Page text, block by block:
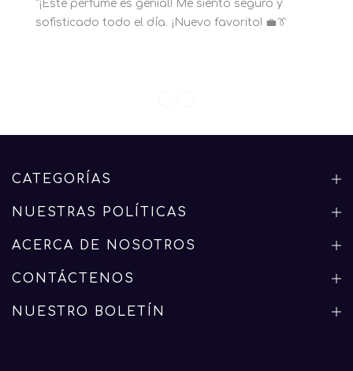
"¡Este perfume es genial! Me siento seguro y
sofisticado todo el día. ¡Nuevo favorito! 💼👔
CATEGORÍAS
NUESTRAS POLÍTICAS
ACERCA DE NOSOTROS
CONTÁCTENOS
NUESTRO BOLETÍN